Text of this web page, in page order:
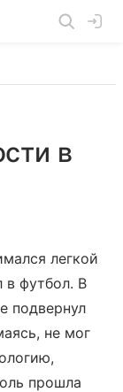
в
легкой
в футбол. В
подвернул
не мог
прошла